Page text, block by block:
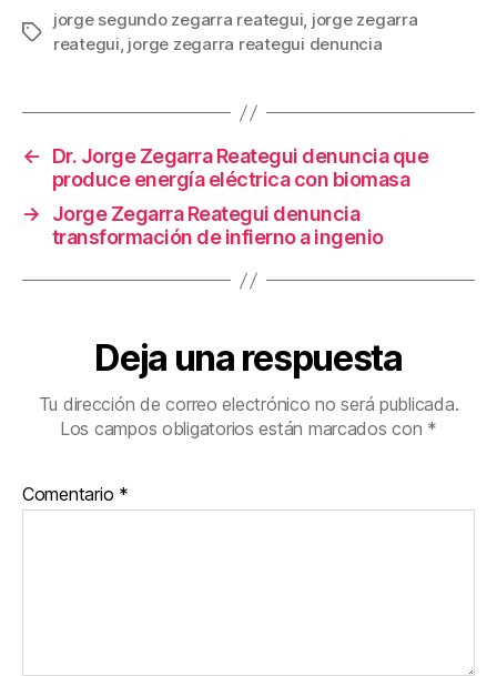
Etiquetas
jorge segundo zegarra reategui, jorge zegarra
reategui, jorge zegarra reategui denuncia
←
Dr. Jorge Zegarra Reategui denuncia que
produce energía eléctrica con biomasa
→
Jorge Zegarra Reategui denuncia
transformación de infierno a ingenio
Deja una respuesta
Tu dirección de correo electrónico no será publicada.
Los campos obligatorios están marcados con *
Comentario *